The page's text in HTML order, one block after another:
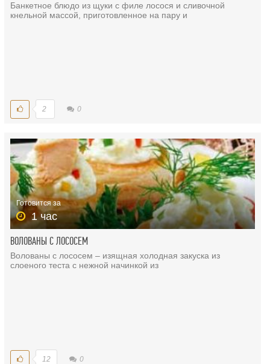
Банкетное блюдо из щуки с филе лосося и сливочной
кнельной массой, приготовленное на пару и
2 0
Готовится за
1 час
ВОЛОВАНЫ С ЛОСОСЕМ
Волованы с лососем – изящная холодная закуска из
слоеного теста с нежной начинкой из
12 0